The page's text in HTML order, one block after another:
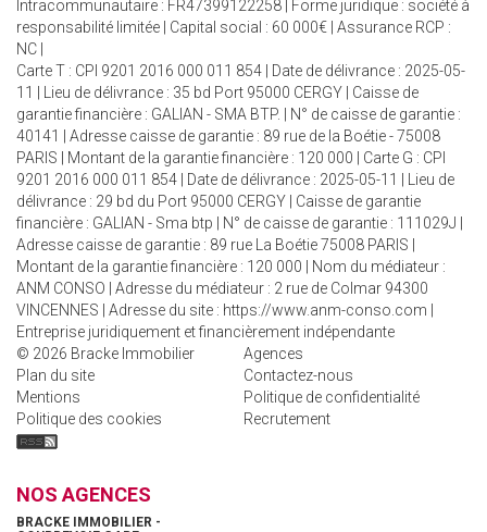
Intracommunautaire : FR47399122258 | Forme juridique : société à
responsabilité limitée | Capital social : 60 000€ | Assurance RCP :
NC |
Carte T : CPI 9201 2016 000 011 854 | Date de délivrance : 2025-05-
11 | Lieu de délivrance : 35 bd Port 95000 CERGY | Caisse de
garantie financière : GALIAN - SMA BTP. | N° de caisse de garantie :
40141 | Adresse caisse de garantie : 89 rue de la Boétie - 75008
PARIS | Montant de la garantie financière : 120 000 | Carte G : CPI
9201 2016 000 011 854 | Date de délivrance : 2025-05-11 | Lieu de
délivrance : 29 bd du Port 95000 CERGY | Caisse de garantie
financière : GALIAN - Sma btp | N° de caisse de garantie : 111029J |
Adresse caisse de garantie : 89 rue La Boétie 75008 PARIS |
Montant de la garantie financière : 120 000 | Nom du médiateur :
ANM CONSO | Adresse du médiateur : 2 rue de Colmar 94300
VINCENNES | Adresse du site : https://www.anm-conso.com
Entreprise juridiquement et financièrement indépendante
© 2026 Bracke Immobilier
Agences
Plan du site
Contactez-nous
Mentions
Politique de confidentialité
Politique des cookies
Recrutement
NOS AGENCES
BRACKE IMMOBILIER -